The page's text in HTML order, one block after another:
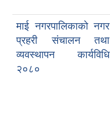
माई नगरपालिकाको नगर
प्रहरी संचालन तथा
व्यवस्थापन कार्यविधि
२०८०